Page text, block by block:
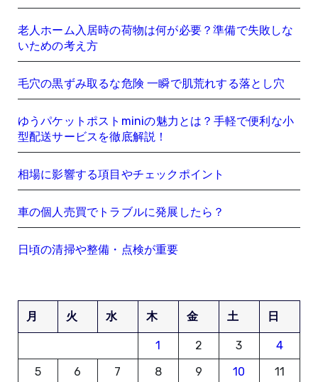
老人ホーム入居時の荷物は何が必要？準備で失敗しな
いための考え方
毛穴の黒ずみ取るな危険 一瞬で肌荒れする落とし穴
ゆうパケットポストminiの魅力とは？手軽で便利な小
型配送サービスを徹底解説！
相場に影響する項目やチェックポイント
車の個人売買でトラブルに発展したら？
日頃の清掃や整備・点検が重要
月 火 水 木 金 土 日
1 2 3
4
5
6 7 8 9 10
11